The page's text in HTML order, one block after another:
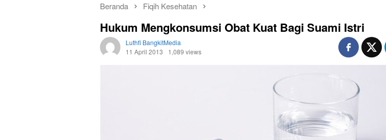
Beranda Fiqih Kesehatan
Hukum Mengkonsumsi Obat Kuat Bagi Suami Istri
Luthfi BangkitMedia
11 April 2013
1,089 views